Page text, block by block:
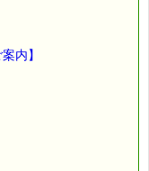
けする限定配信メー
をいち早くお届け致
内】